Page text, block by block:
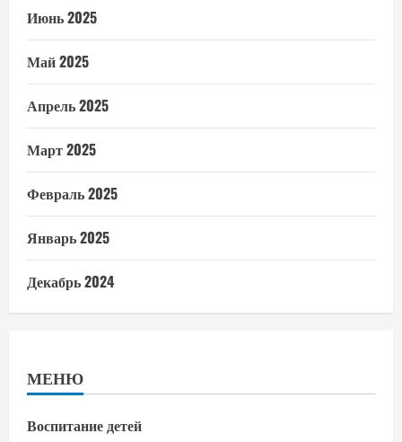
Июнь 2025
Май 2025
Апрель 2025
Март 2025
Февраль 2025
Январь 2025
Декабрь 2024
МЕНЮ
Воспитание детей